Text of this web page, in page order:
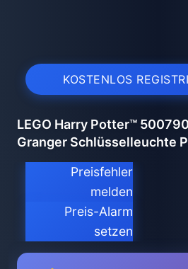
KOSTENLOS
LEGO Harry Potter™
Granger Schlüsselleuchte
Preisfehler
melden
Preis-Alarm
setzen